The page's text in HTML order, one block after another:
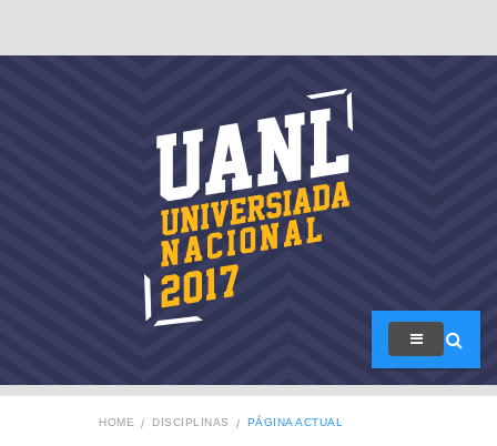
HOME DISCIPLINAS PÁGINA ACTUAL